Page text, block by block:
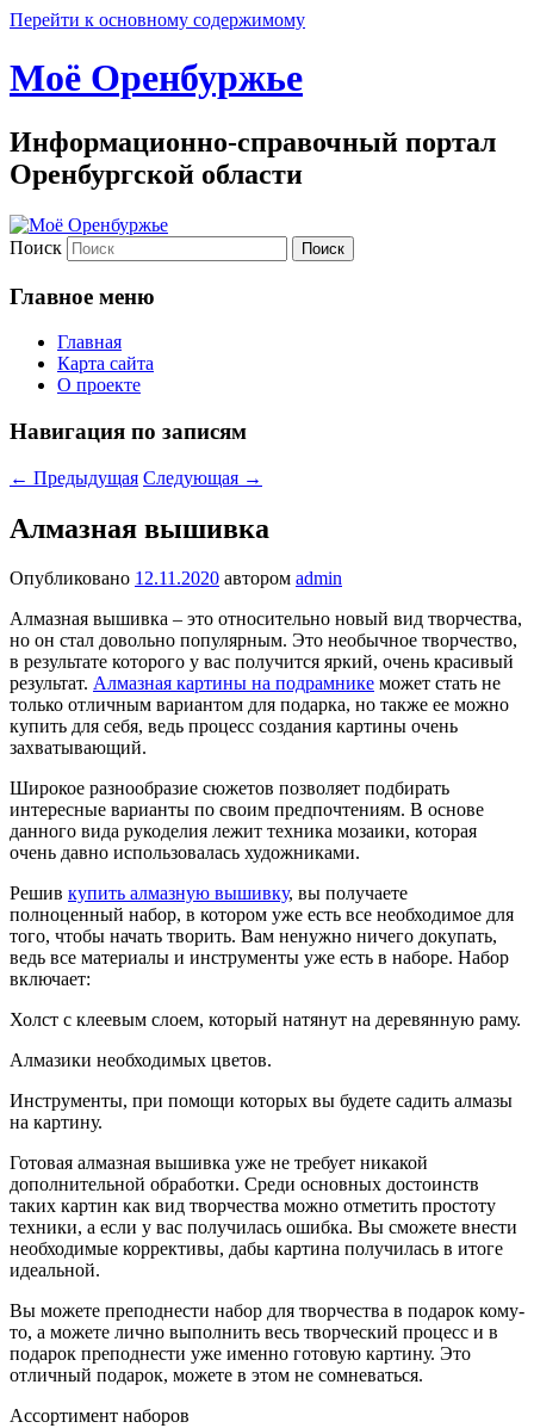
Перейти к основному содержимому
Моё Оренбуржье
Информационно-справочный портал
Оренбургской области
Поиск
Главное меню
Главная
Карта сайта
О проекте
Навигация по записям
← Предыдущая Следующая →
Алмазная вышивка
Опубликовано 12.11.2020 автором admin
Алмазная вышивка – это относительно новый вид творчества,
но он стал довольно популярным. Это необычное творчество,
в результате которого у вас получится яркий, очень красивый
результат. Алмазная картины на подрамнике может стать не
только отличным вариантом для подарка, но также ее можно
купить для себя, ведь процесс создания картины очень
захватывающий.
Широкое разнообразие сюжетов позволяет подбирать
интересные варианты по своим предпочтениям. В основе
данного вида рукоделия лежит техника мозаики, которая
очень давно использовалась художниками.
Решив купить алмазную вышивку, вы получаете
полноценный набор, в котором уже есть все необходимое для
того, чтобы начать творить. Вам ненужно ничего докупать,
ведь все материалы и инструменты уже есть в наборе. Набор
включает:
Холст с клеевым слоем, который натянут на деревянную раму.
Алмазики необходимых цветов.
Инструменты, при помощи которых вы будете садить алмазы
на картину.
Готовая алмазная вышивка уже не требует никакой
дополнительной обработки. Среди основных достоинств
таких картин как вид творчества можно отметить простоту
техники, а если у вас получилась ошибка. Вы сможете внести
необходимые коррективы, дабы картина получилась в итоге
идеальной.
Вы можете преподнести набор для творчества в подарок кому-
то, а можете лично выполнить весь творческий процесс и в
подарок преподнести уже именно готовую картину. Это
отличный подарок, можете в этом не сомневаться.
Ассортимент наборов